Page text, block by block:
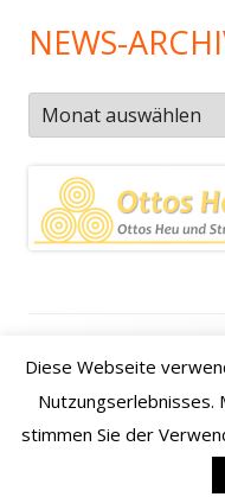
NEWS-
News-
Archiv
Inhalt
Datenschutzerklärung
•VerwendetTiny
Diese Webseite
Nutzungserlebnisses.
stimmen Sie der